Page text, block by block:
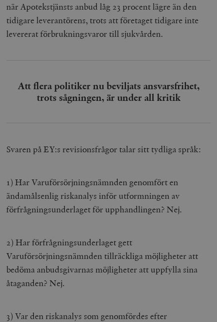
när Apotekstjänsts anbud låg 23 procent lägre än den
tidigare leverantörens, trots att företaget tidigare inte
levererat förbrukningsvaror till sjukvården.
Att flera politiker nu beviljats ansvarsfrihet,
trots sågningen, är under all kritik
Svaren på EY:s revisionsfrågor talar sitt tydliga språk:
1) Har Varuförsörjningsnämnden genomfört en
ändamålsenlig riskanalys inför utformningen av
förfrågningsunderlaget för upphandlingen? Nej.
2) Har förfrågningsunderlaget gett
Varuförsörjningsnämnden tillräckliga möjligheter att
bedöma anbudsgivarnas möjligheter att uppfylla sina
åtaganden? Nej.
3) Var den riskanalys som genomfördes efter